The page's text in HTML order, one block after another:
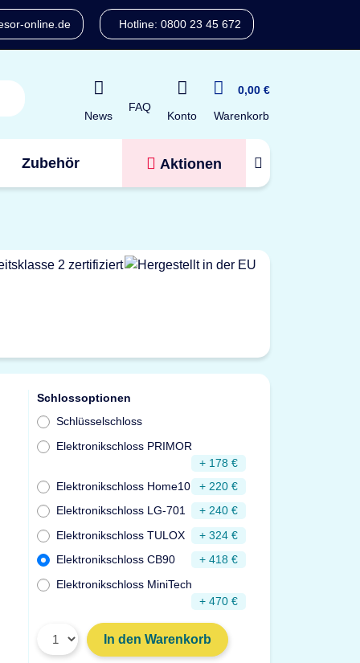
online.de Hotline: 0800 23 45 672
News
FAQ
Konto
0,00 €
Warenkorb
Zubehör Aktionen
Schlossoptionen
Schlüsselschloss
Elektronikschloss PRIMOR
+ 178 €
Elektronikschloss Home10
+ 220 €
Elektronikschloss LG-701
+ 240 €
Elektronikschloss TULOX
+ 324 €
Elektronikschloss CB90
+ 418 €
Elektronikschloss MiniTech
+ 470 €
In den Warenkorb